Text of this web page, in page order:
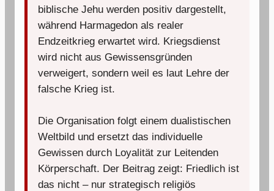
biblische Jehu werden positiv dargestellt,
während Harmagedon als realer
Endzeitkrieg erwartet wird. Kriegsdienst
wird nicht aus Gewissensgründen
verweigert, sondern weil es laut Lehre der
falsche Krieg ist.
Die Organisation folgt einem dualistischen
Weltbild und ersetzt das individuelle
Gewissen durch Loyalität zur Leitenden
Körperschaft. Der Beitrag zeigt: Friedlich ist
das nicht – nur strategisch religiös